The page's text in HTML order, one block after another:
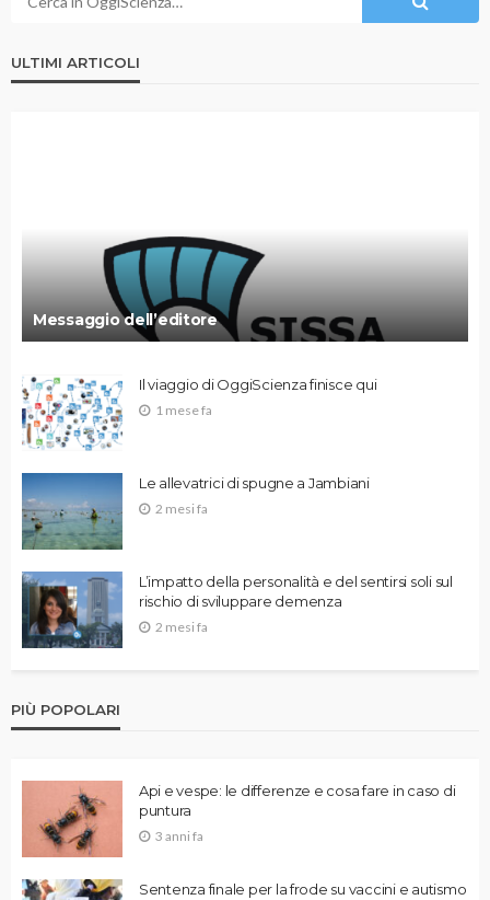
ULTIMI ARTICOLI
Messaggio dell’editore
Il viaggio di OggiScienza finisce qui
1 mese fa
Le allevatrici di spugne a Jambiani
2 mesi fa
L’impatto della personalità e del sentirsi soli sul
rischio di sviluppare demenza
2 mesi fa
PIÙ POPOLARI
Api e vespe: le differenze e cosa fare in caso di
puntura
3 anni fa
Sentenza finale per la frode su vaccini e autismo